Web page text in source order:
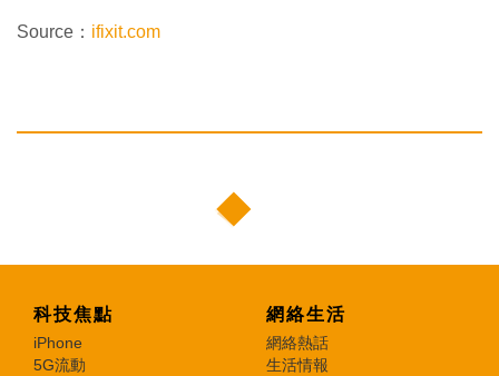
Source： ifixit.com
科技焦點
iPhone
5G流動
網絡生活
網絡熱話
生活情報